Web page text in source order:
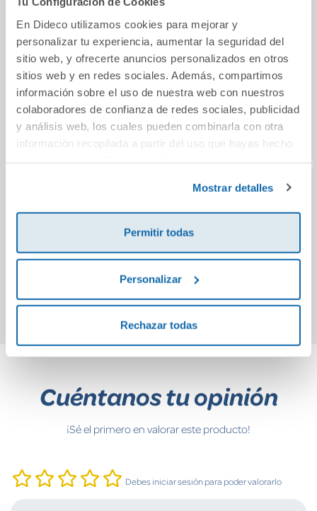
En Dideco utilizamos cookies para mejorar y
personalizar tu experiencia, aumentar la seguridad del
sitio web, y ofrecerte anuncios personalizados en otros
sitios web y en redes sociales. Además, compartimos
información sobre el uso de nuestra web con nuestros
colaboradores de confianza de redes sociales, publicidad
y análisis web, los cuales pueden combinarla con otra
información recopilada a partir del uso que hayas hecho
Mostrar detalles
Permitir todas
Personalizar
Rechazar todas
9,95€
11,50€
Comprar
Cuéntanos tu opinión
¡Sé el primero en valorar este producto!
Debes iniciar sesión para poder valorarlo